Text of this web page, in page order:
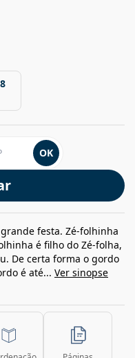
OK
festa. Zé-folhinha
é filho do Zé-folha,
De certa forma o gordo
é até... Ver sinopse